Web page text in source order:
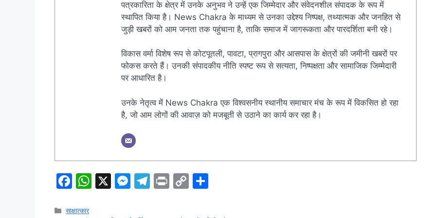
पत्रकारिता के क्षेत्र में उनके अनुभव ने उन्हें एक जिम्मेदार और संवेदनशील संपादक के रूप में
स्थापित किया है। News Chakra के माध्यम से उनका उद्देश्य निष्पक्ष, तथ्यात्मक और जनहित से
जुड़ी खबरों को आम जनता तक पहुंचाना है, ताकि समाज में जागरूकता और पारदर्शिता बनी रहे।
विकास वर्मा विशेष रूप से कोटपूतली, पावटा, प्रागपुरा और आसपास के क्षेत्रों की जमीनी खबरों पर
फोकस करते हैं। उनकी संपादकीय नीति स्पष्ट रूप से सत्यता, निष्पक्षता और सामाजिक जिम्मेदारी
पर आधारित है।
उनके नेतृत्व में News Chakra एक विश्वसनीय स्थानीय समाचार मंच के रूप में विकसित हो रहा
है, जो आम लोगों की आवाज़ को मजबूती से उठाने का कार्य कर रहा है।
F
c
W X
M T
Pr C
p ar
Categories
साक्षात्कार